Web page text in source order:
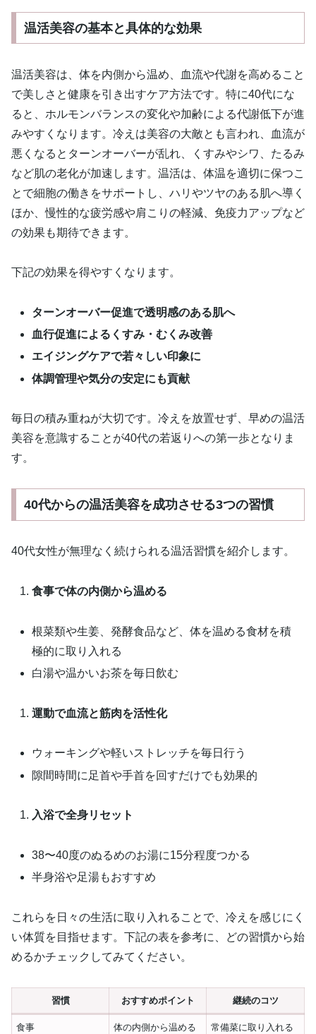
温活美容の基本と具体的な効果
温活美容は、体を内側から温め、血流や代謝を高めること
で美しさと健康を引き出すケア方法です。特に40代にな
ると、ホルモンバランスの変化や加齢による代謝低下が進
みやすくなります。冷えは美容の大敵とも言われ、血流が
悪くなるとターンオーバーが乱れ、くすみやシワ、たるみ
など肌の老化が加速します。温活は、体温を適切に保つこ
とで細胞の働きをサポートし、ハリやツヤのある肌へ導く
ほか、慢性的な疲労感や肩こりの軽減、免疫力アップなど
の効果も期待できます。
下記の効果を得やすくなります。
ターンオーバー促進で透明感のある肌へ
血行促進によるくすみ・むくみ改善
エイジングケアで若々しい印象に
体調管理や気分の安定にも貢献
毎日の積み重ねが大切です。冷えを放置せず、早めの温活
美容を意識することが40代の若返りへの第一歩となりま
す。
40代からの温活美容を成功させる3つの習慣
40代女性が無理なく続けられる温活習慣を紹介します。
食事で体の内側から温める
根菜類や生姜、発酵食品など、体を温める食材を積
極的に取り入れる
白湯や温かいお茶を毎日飲む
運動で血流と筋肉を活性化
ウォーキングや軽いストレッチを毎日行う
隙間時間に足首や手首を回すだけでも効果的
入浴で全身リセット
38〜40度のぬるめのお湯に15分程度つかる
半身浴や足湯もおすすめ
これらを日々の生活に取り入れることで、冷えを感じにく
い体質を目指せます。下記の表を参考に、どの習慣から始
めるかチェックしてみてください。
習慣 おすすめポイント 継続のコツ
食事 体の内側から温める 常備菜に取り入れる